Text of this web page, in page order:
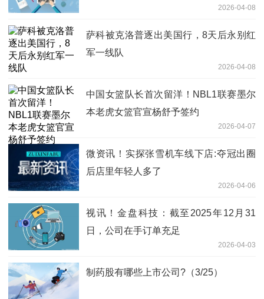
2026-04-08
萨科被克洛普逐出美国行，8天后永别红
军一线队
2026-04-08
中国女篮队长首次留洋！NBL1联赛墨尔
本老虎女篮官宣杨舒予签约
2026-04-07
微资讯！实探张雪机车线下店:夺冠出圈
后店里年轻人多了
2026-04-06
视讯！金盘科技：截至2025年12月31
日，公司在手订单充足
2026-04-03
制药股有哪些上市公司?（3/25）